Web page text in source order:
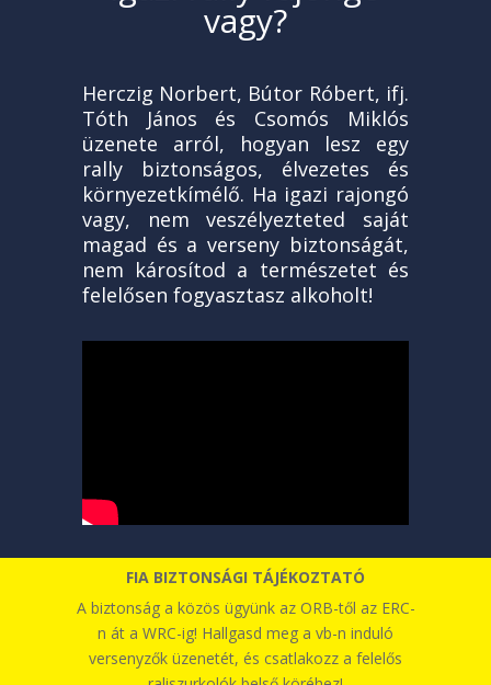
vagy?
Herczig Norbert, Bútor Róbert, ifj.
Tóth János és Csomós Miklós
üzenete arról, hogyan lesz egy
rally biztonságos, élvezetes és
környezetkímélő. Ha igazi rajongó
vagy, nem veszélyezteted saját
magad és a verseny biztonságát,
nem károsítod a természetet és
felelősen fogyasztasz alkoholt!
FIA BIZTONSÁGI TÁJÉKOZTATÓ
A biztonság a közös ügyünk az ORB-től az ERC-
n át a WRC-ig! Hallgasd meg a vb-n induló
versenyzők üzenetét, és csatlakozz a felelős